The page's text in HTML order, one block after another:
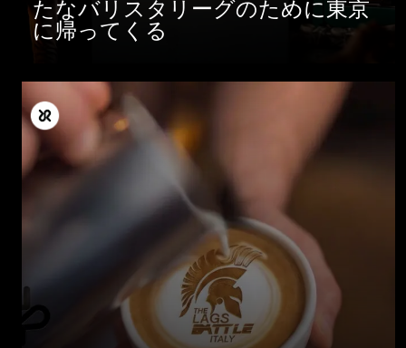
たなバリスタリーグのために東京
に帰ってくる